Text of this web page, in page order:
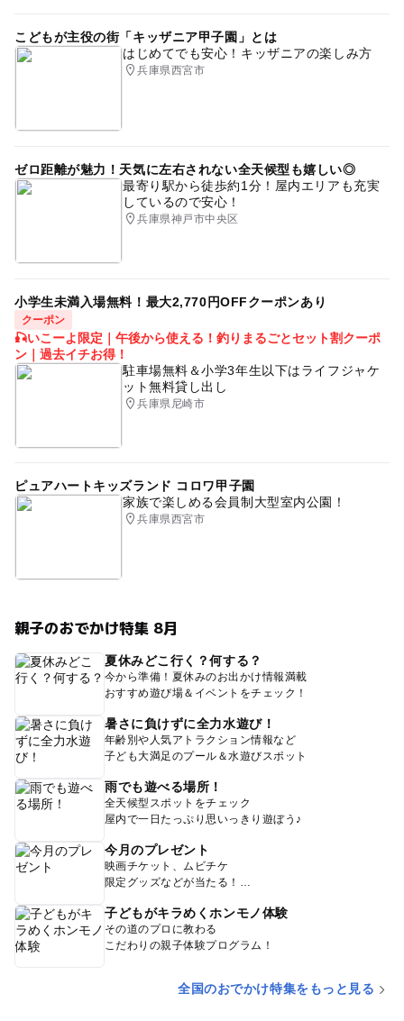
こどもが主役の街「キッザニア甲子園」とは
はじめてでも安心！キッザニアの楽しみ方
兵庫県西宮市
ゼロ距離が魅力！天気に左右されない全天候型も嬉しい◎
最寄り駅から徒歩約1分！屋内エリアも充実
しているので安心！
兵庫県神戸市中央区
小学生未満入場無料！最大2,770円OFFクーポンあり
クーポン
🎣いこーよ限定｜午後から使える！釣りまるごとセット割クーポ
ン｜過去イチお得！
駐車場無料＆小学3年生以下はライフジャケ
ット無料貸し出し
兵庫県尼崎市
ピュアハートキッズランド コロワ甲子園
家族で楽しめる会員制大型室内公園！
兵庫県西宮市
親子のおでかけ特集 8月
夏休みどこ行く？何する？
今から準備！夏休みのお出かけ情報満載
おすすめ遊び場＆イベントをチェック！
暑さに負けずに全力水遊び！
年齢別や人気アトラクション情報など
子ども大満足のプール＆水遊びスポット
雨でも遊べる場所！
全天候型スポットをチェック
屋内で一日たっぷり思いっきり遊ぼう♪
今月のプレゼント
映画チケット、ムビチケ
限定グッズなどが当たる！
子どもがキラめくホンモノ体験
その道のプロに教わる
こだわりの親子体験プログラム！
全国のおでかけ特集をもっと見る